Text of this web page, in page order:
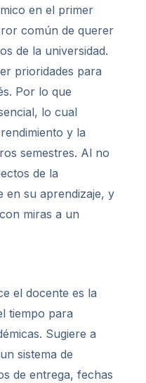
en el primer
común de querer
de la universidad.
prioridades para
Por lo que
lo cual
y la
semestres. Al no
de la
en su aprendizaje, y
miras a un
el docente es la
tiempo para
Sugiere a
sistema de
de entrega, fechas